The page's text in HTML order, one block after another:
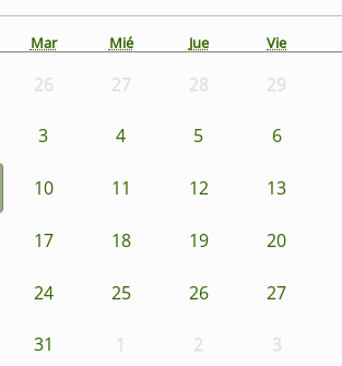
Mar Mié Jue Vie
26 27 28 29
3 4 5 6
10 11 12 13
17 18 19 20
24 25 26 27
31 1 2 3